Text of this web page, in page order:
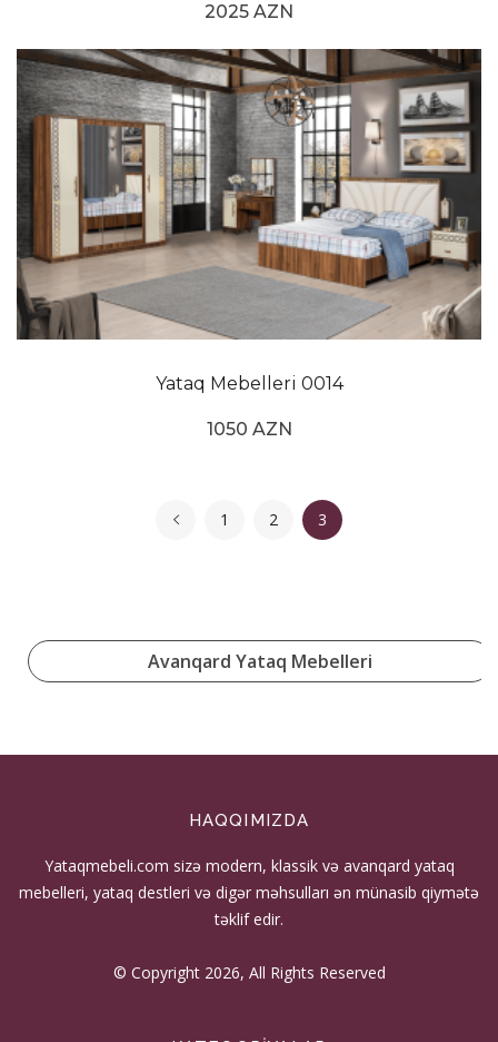
2025 AZN
Yataq Mebelleri 0014
1050 AZN
1 2 3
Avanqard Yataq Mebelleri
HAQQIMIZDA
Yataqmebeli.com sizə modern, klassik və avanqard yataq
mebelleri, yataq destleri və digər məhsulları ən münasib qiymətə
təklif edir.
© Copyright 2026, All Rights Reserved